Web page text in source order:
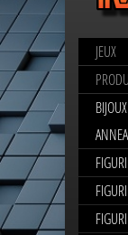
BIJOUX
HARRY
JEUX